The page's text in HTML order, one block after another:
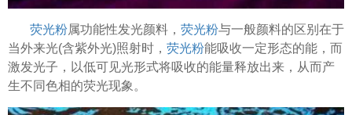
荧光粉属功能性发光颜料， 荧光粉与一般颜料的区别在于
当外来光(含紫外光)照射时， 荧光粉能吸收一定形态的能，而
激发光子，以低可见光形式将吸收的能量释放出来，从而产
生不同色相的荧光现象。